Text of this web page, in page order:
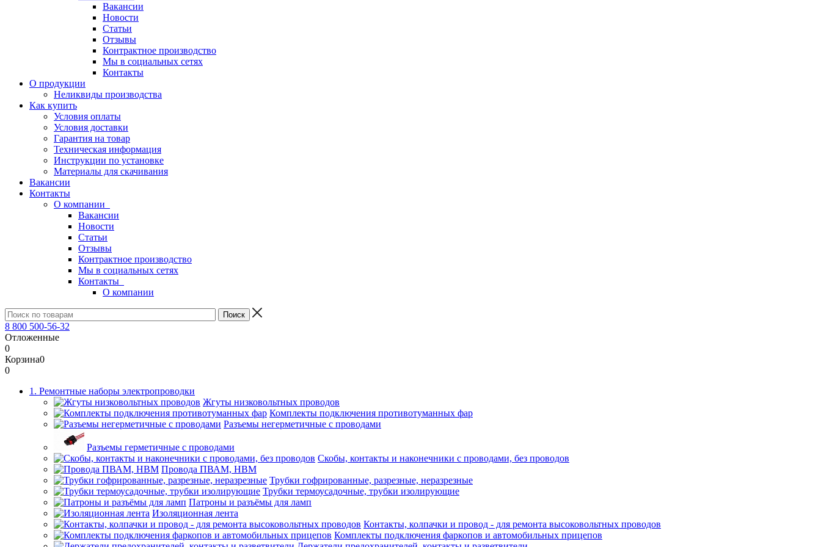
Вакансии
Новости
Статьи
Отзывы
Контрактное производство
Мы в социальных сетях
Контакты
О продукции
Неликвиды производства
Как купить
Условия оплаты
Условия доставки
Гарантия на товар
Техническая информация
Инструкции по установке
Материалы для скачивания
Вакансии
Контакты
О компании
Вакансии
Новости
Статьи
Отзывы
Контрактное производство
Мы в социальных сетях
Контакты
О компании
8 800 500-56-32
Отложенные
0
Корзина0
0
1. Ремонтные наборы электропроводки
Жгуты низковольтных проводов
Комплекты подключения противотуманных фар
Разъемы негерметичные с проводами
Разъемы герметичные с проводами
Скобы, контакты и наконечники с проводами, без проводов
Провода ПВАМ, НВМ
Трубки гофрированные, разрезные, неразрезные
Трубки термоусадочные, трубки изолирующие
Патроны и разъёмы для ламп
Изоляционная лента
Контакты, колпачки и провод - для ремонта высоковольтных проводов
Комплекты подключения фаркопов и автомобильных прицепов